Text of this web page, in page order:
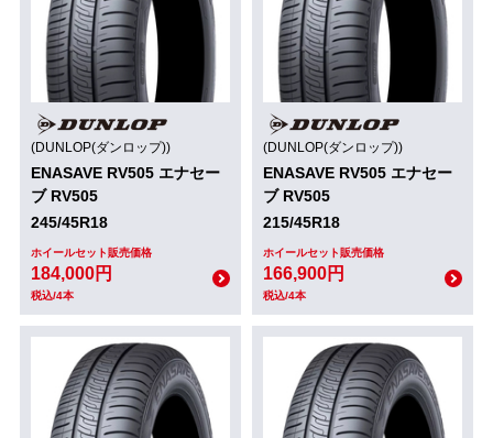
(DUNLOP(ダンロップ))
ENASAVE RV505 エナセー
ブ RV505
245/45R18
ホイールセット販売価格
184,000円
税込/4本
(DUNLOP(ダンロップ))
ENASAVE RV505 エナセー
ブ RV505
215/45R18
ホイールセット販売価格
166,900円
税込/4本